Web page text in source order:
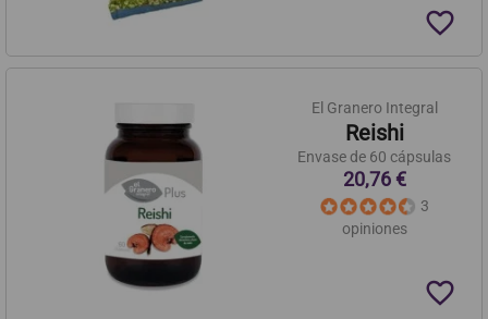
favorite_border
El Granero Integral
Reishi
Envase de 60 cápsulas
20,76 €
3
opiniones
favorite_border